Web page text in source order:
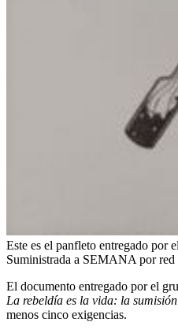
Este es el panfleto entregado por
Suministrada a SEMANA por red
El documento entregado por el
La rebeldía es la vida: la
menos cinco exigencias.